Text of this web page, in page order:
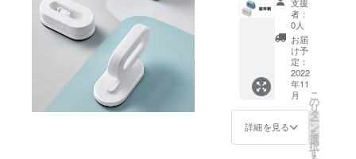
きた場
合、正
規販売
価格が
販売予
定価格
より下
がる可
能性も
ござい
料も含
まれて
おりま
す。
【その
他注意
事項】
※本プロ
ジェク
トを通
「MINI
RON」
2個 [一
般販売
予定価
24,000
（税・
送料
込）の
22％OF
者：
0人
お届
け予
定：
2022
年11
月
詳細を見る
こ
の
リ
タ
ー
ン
を
選
択
す